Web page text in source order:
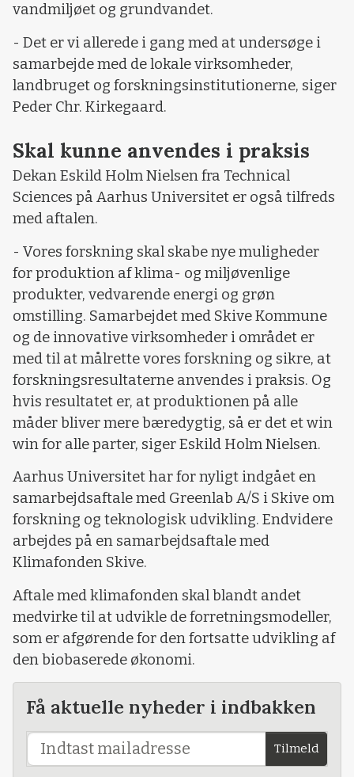
vandmiljøet og grundvandet.
- Det er vi allerede i gang med at undersøge i
samarbejde med de lokale virksomheder,
landbruget og forskningsinstitutionerne, siger
Peder Chr. Kirkegaard.
Skal kunne anvendes i praksis
Dekan Eskild Holm Nielsen fra Technical
Sciences på Aarhus Universitet er også tilfreds
med aftalen.
- Vores forskning skal skabe nye muligheder
for produktion af klima- og miljøvenlige
produkter, vedvarende energi og grøn
omstilling. Samarbejdet med Skive Kommune
og de innovative virksomheder i området er
med til at målrette vores forskning og sikre, at
forskningsresultaterne anvendes i praksis. Og
hvis resultatet er, at produktionen på alle
måder bliver mere bæredygtig, så er det et win
win for alle parter, siger Eskild Holm Nielsen.
Aarhus Universitet har for nyligt indgået en
samarbejdsaftale med Greenlab A/S i Skive om
forskning og teknologisk udvikling. Endvidere
arbejdes på en samarbejdsaftale med
Klimafonden Skive.
Aftale med klimafonden skal blandt andet
medvirke til at udvikle de forretningsmodeller,
som er afgørende for den fortsatte udvikling af
den biobaserede økonomi.
Få aktuelle nyheder i indbakken
Tilmeld